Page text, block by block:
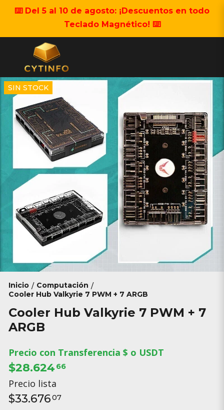
⌨️ Del 5 al 10 de agosto: ¡Descuentos en todo
Teclado Magnético! ⌨️
SIN STOCK
Inicio / Computación /
Cooler Hub Valkyrie 7 PWM + 7 ARGB
Cooler Hub Valkyrie 7 PWM + 7
ARGB
Precio con Transferencia $ o USDT
$28.624 66
Precio lista
$33.67607